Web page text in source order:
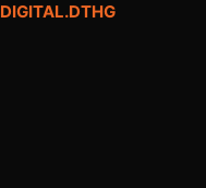
DIGITAL.DTHG